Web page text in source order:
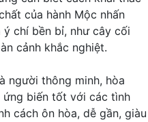
của hành Mộc nhấn
ý chí bền bỉ, như cây cối
cảnh khắc nghiệt.
người thông minh, hòa
ứng biến tốt với các tình
cách ôn hòa, dễ gần, giàu